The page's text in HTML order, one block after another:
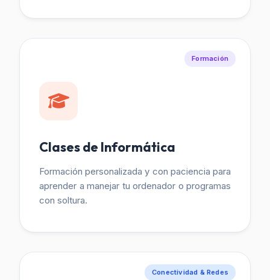
Formación
Clases de Informática
Formación personalizada y con paciencia para
aprender a manejar tu ordenador o programas
con soltura.
Conectividad & Redes